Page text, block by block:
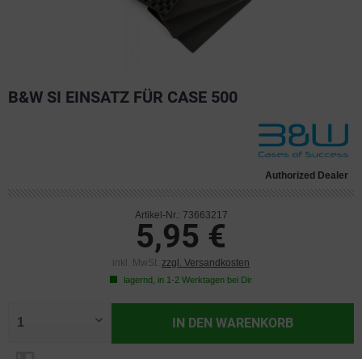
B&W SI EINSATZ FÜR CASE 500
Authorized Dealer
Artikel-Nr.: 73663217
5,95 €
inkl. MwSt. zzgl. Versandkosten
lagernd, in 1-2 Werktagen bei Dir
IN DEN WARENKORB